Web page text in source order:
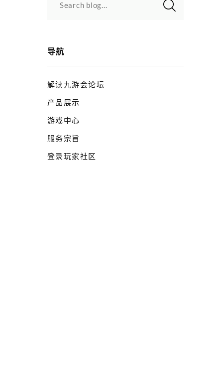
Search blog...
导航
解读九游会论坛
产品展示
游戏中心
服务宗旨
登录玩家社区